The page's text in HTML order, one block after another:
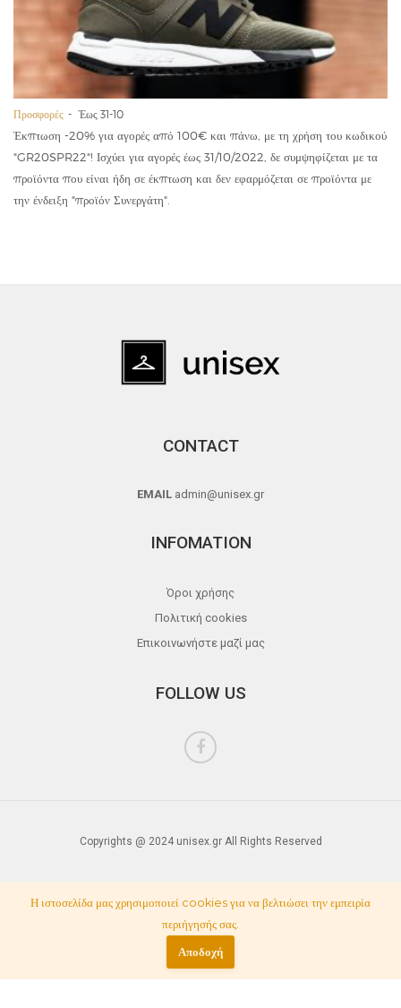
Προσφορές Έως 31-10
Έκπτωση -20% για αγορές από 100€ και πάνω, με τη χρήση του κωδικού
"GR20SPR22"! Ισχύει για αγορές έως 31/10/2022, δε συμψηφίζεται με τα
προϊόντα που είναι ήδη σε έκπτωση και δεν εφαρμόζεται σε προϊόντα με
την ένδειξη "προϊόν Συνεργάτη".
CONTACT
EMAIL admin@unisex.gr
INFOMATION
Όροι χρήσης
Πολιτική cookies
Επικοινωνήστε μαζί μας
FOLLOW US
Copyrights @ 2024 unisex.gr All Rights Reserved
Η ιστοσελίδα μας χρησιμοποιεί cookies για να βελτιώσει την εμπειρία
περιήγησής σας.
Αποδοχή